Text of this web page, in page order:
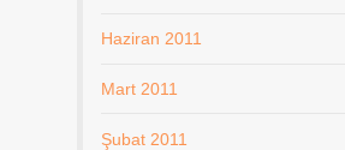
Haziran 2011
Mart 2011
Şubat 2011